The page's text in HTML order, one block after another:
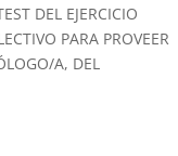
DEL EJERCICIO
PARA PROVEER
A, DEL